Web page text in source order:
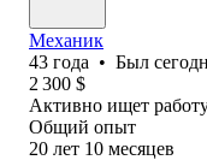
Механик
43 года • Был
2 300 $
Активно ищет
Общий опыт
20 лет 10 месяцев